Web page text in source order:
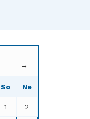
→
So Ne
1 2